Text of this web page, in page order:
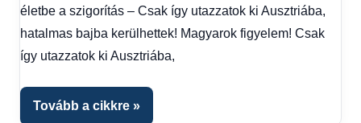
1
kézből,
fórum
életbe a szigorítás – Csak így utazzatok ki Ausztriába,
hatalmas bajba kerülhettek! Magyarok figyelem! Csak
így utazzatok ki Ausztriába,
Tovább a cikkre